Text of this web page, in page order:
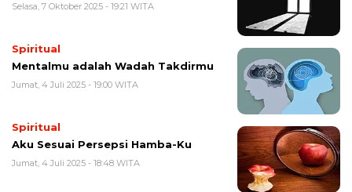
Selasa, 7 Oktober 2025 - 19:21 WITA
Spiritual
Mentalmu adalah Wadah Takdirmu
Jumat, 4 Juli 2025 - 19:00 WITA
Spiritual
Aku Sesuai Persepsi Hamba-Ku
Jumat, 4 Juli 2025 - 18:48 WITA